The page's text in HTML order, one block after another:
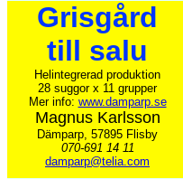
Grisgård
till salu
Helintegrerad produktion
28 suggor x 11 grupper
Mer info: www.damparp.se
Magnus Karlsson
Dämparp, 57895 Flisby
070-691 14 11
damparp@telia.com